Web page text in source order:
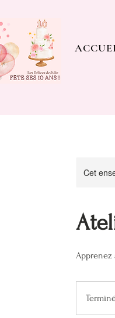
Cet
Apprenez
Terminé